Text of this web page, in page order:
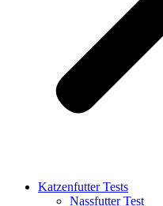
Katzenfutter Tests
Nassfutter Test